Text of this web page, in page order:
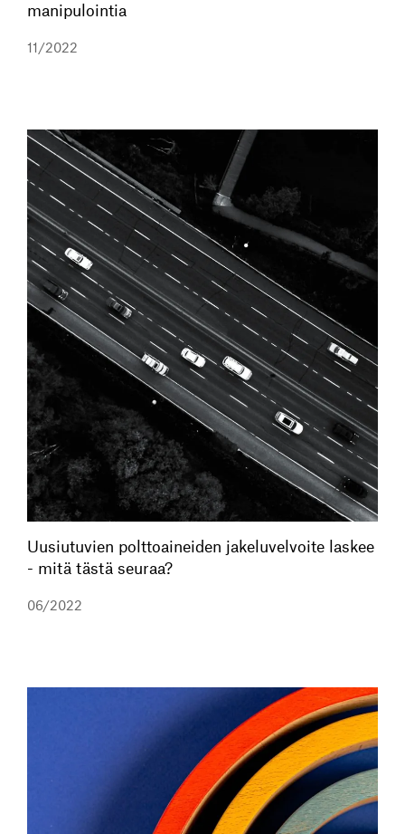
manipulointia
11/2022
Uusiutuvien polttoaineiden jakeluvelvoite laskee
- mitä tästä seuraa?
06/2022